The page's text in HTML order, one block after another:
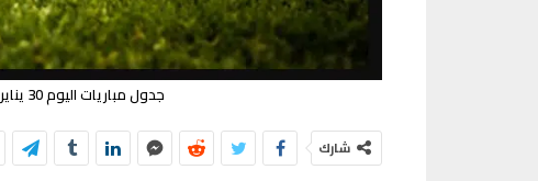
جدول مباريات اليوم 30 يناير 2023 وبث مباشر كورة لايف
شارك